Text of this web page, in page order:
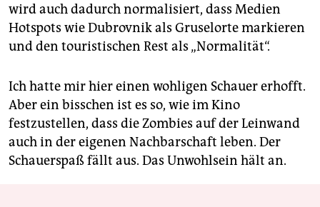
wird auch dadurch normalisiert, dass Medien
Hotspots wie Dubrovnik als Gruselorte markieren
und den touristischen Rest als „Normalität“.
Ich hatte mir hier einen wohligen Schauer erhofft.
Aber ein bisschen ist es so, wie im Kino
festzustellen, dass die Zombies auf der Leinwand
auch in der eigenen Nachbarschaft leben. Der
Schauerspaß fällt aus. Das Unwohlsein hält an.